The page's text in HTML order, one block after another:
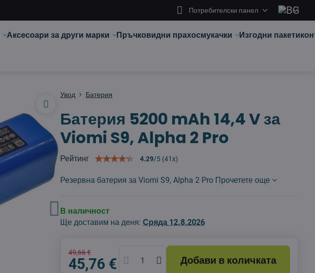
Потребителски панел
Аксесоари за други марки Пръчковидни прахосмукачки Изгодни пакети
Увод Батерия
Батерия 5200 mAh 14,4 V за
Viomi S9, Alpha 2 Pro
Рейтинг 4.29/5 (41x)
Резервна батерия за Viomi S9, Alpha 2 Pro Прочетете още
В наличност
Ще доставим на деня:Сряда 12.8.2026
49,66 €
45,76 € Добави в количката